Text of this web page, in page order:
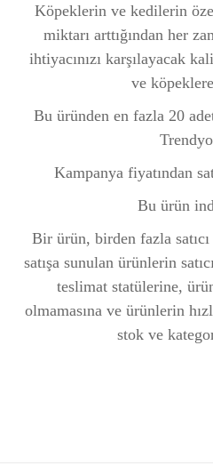
Köpeklerin ve kedilerin
miktarı arttığından her
ihtiyacınızı karşılayacak
ve
Bu üründen en fazla 20
Kampanya fiyatından
Bu ürün
Bir ürün, birden fazla satıcı
satışa sunulan ürünlerin
teslimat statülerine,
olmamasına ve ürünlerin
stok ve